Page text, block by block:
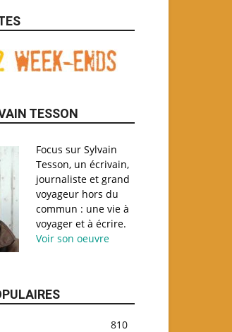
TESSON
Focus sur Sylvain
Tesson, un écrivain,
journaliste et grand
voyageur hors du
commun : une vie à
voyager et à écrire.
Voir son oeuvre
810